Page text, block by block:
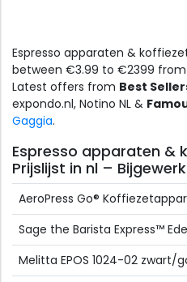
Espresso apparaten &
between €3.99 to €2399 from
Latest offers from Best
expondo.nl, Notino NL &
Gaggia.
Espresso apparaten &
Prijslijst in nl –
AeroPress Go®
Sage the Barista Express™
Melitta EPOS 1024-02 zwart/